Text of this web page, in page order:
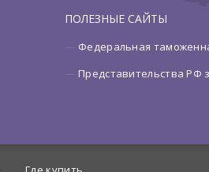
ПОЛЕЗНЫЕ САЙТЫ
Федеральная
Представительства РФ